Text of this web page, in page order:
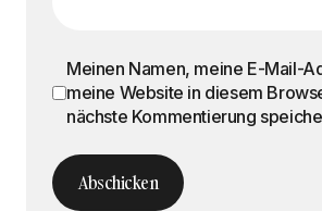
Meinen Namen, meine E-Mail-
meine Website in diesem
nächste Kommentierung
Abschicken